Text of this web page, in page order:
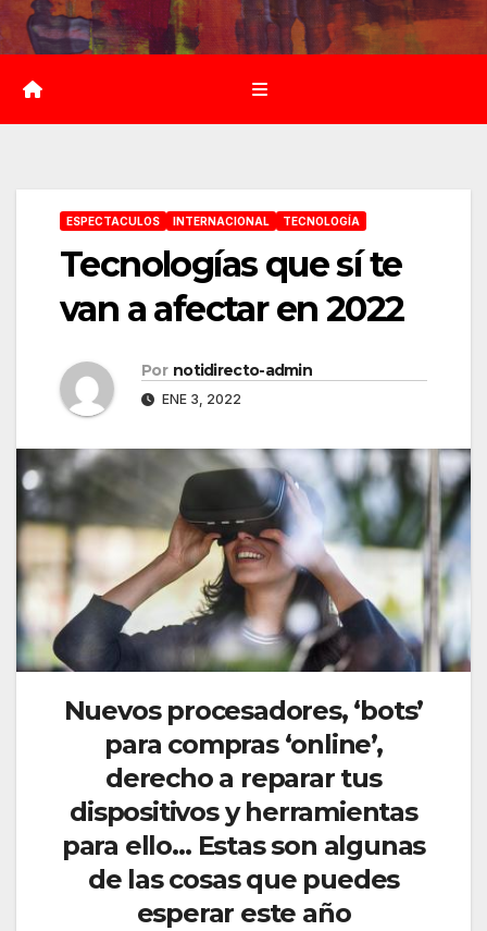
Saltar
al
contenido
ESPECTACULOS INTERNACIONAL TECNOLOGÍA
Tecnologías que sí te
van a afectar en 2022
Por notidirecto-admin
ENE 3, 2022
Nuevos procesadores, ‘bots’
para compras ‘online’,
derecho a reparar tus
dispositivos y herramientas
para ello… Estas son algunas
de las cosas que puedes
esperar este año